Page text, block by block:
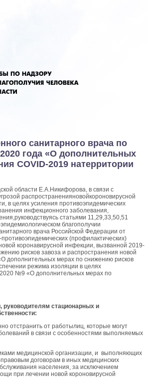
санитарного врача по
года «О дополнительных
COVID-2019 натерритории
области Е.А.Никифорова, в связи с
распространенияновойкороновирусной
в целях усиления противоэпидемических
инфекционного заболевания,
статьями 11,29,33,50,51
благополучии
врача Российской Федерации от
(профилактических)
коронавирусной инфекции, вызванной 2019-
рисков завоза и распространения новой
дополнительных мерах по снижению рисков
режима изоляции в целях
№9 «О дополнительных мерах по
руководителям стационарных и
отстранить от работылиц, которые могут
в связи с особенностями выполняемых
медицинской организации, и выполняющих
договорам в иных медицинских
населения, за исключением
при лечении новой короновирусной